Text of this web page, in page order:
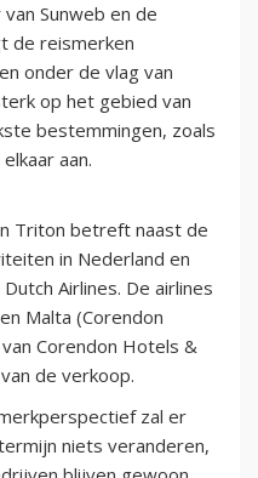
Sunweb en de
de reismerken
onder de vlag van
op het gebied van
bestemmingen, zoals
aan.
Triton betreft naast de
in Nederland en
Airlines. De airlines
Malta (Corendon
Corendon Hotels &
de verkoop.
zal er
niets veranderen,